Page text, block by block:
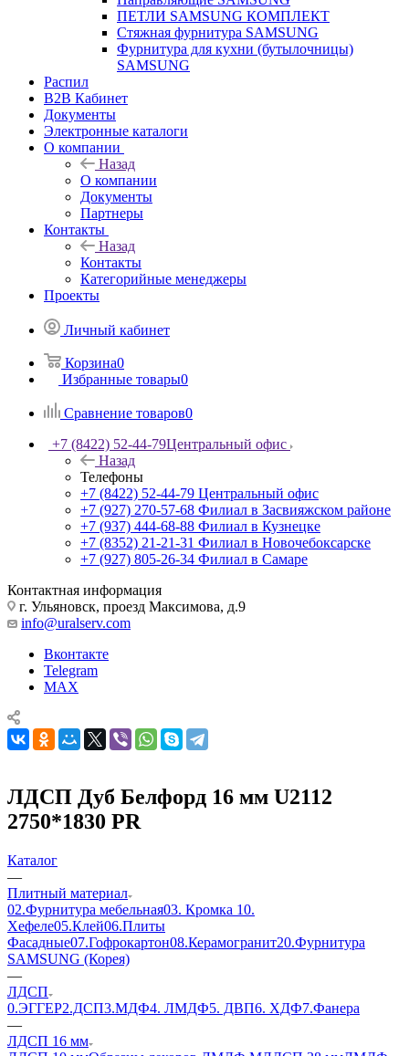
ПЕТЛИ SAMSUNG КОМПЛЕКТ
Стяжная фурнитура SAMSUNG
Фурнитура для кухни (бутылочницы)
SAMSUNG
Распил
B2B Кабинет
Документы
Электронные каталоги
О компании
Назад
О компании
Документы
Партнеры
Контакты
Назад
Контакты
Категорийные менеджеры
Проекты
Личный кабинет
Корзина0
Избранные товары0
Сравнение товаров0
+7 (8422) 52-44-79Центральный офис
Назад
Телефоны
+7 (8422) 52-44-79 Центральный офис
+7 (927) 270-57-68 Филиал в Засвияжском районе
+7 (937) 444-68-88 Филиал в Кузнецке
+7 (8352) 21-21-31 Филиал в Новочебоксарске
+7 (927) 805-26-34 Филиал в Самаре
Контактная информация
г. Ульяновск, проезд Максимова, д.9
info@uralserv.com
Вконтакте
Telegram
MAX
ЛДСП Дуб Белфорд 16 мм U2112
2750*1830 PR
Каталог
—
Плитный материал
02.Фурнитура мебельная03. Кромка 10.
Хефеле05.Клей06.Плиты
Фасадные07.Гофрокартон08.Керамогранит20.Фурнитура
SAMSUNG (Корея)
—
ЛДСП
0.ЭГГЕР2.ДСП3.МДФ4. ЛМДФ5. ДВП6. ХДФ7.Фанера
—
ЛДСП 16 мм